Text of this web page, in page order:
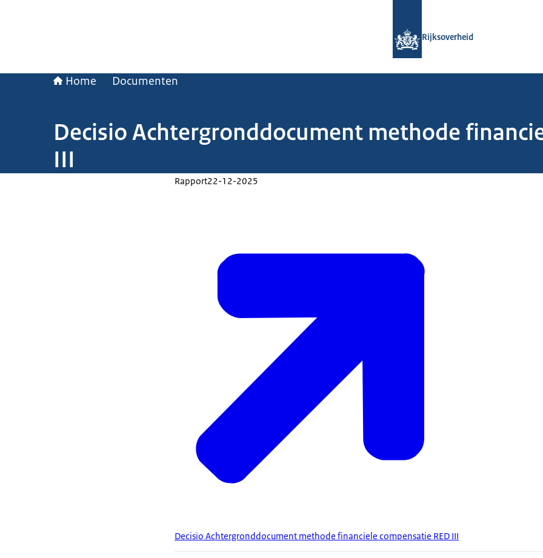
Rijksoverheid
Home Documenten
Decisio Achtergronddocument methode
III
Rapport22-12-2025
Decisio Achtergronddocument methode financiele compensatie RED III